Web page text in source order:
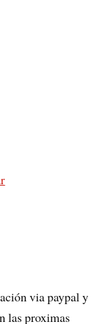
via paypal y
las proximas